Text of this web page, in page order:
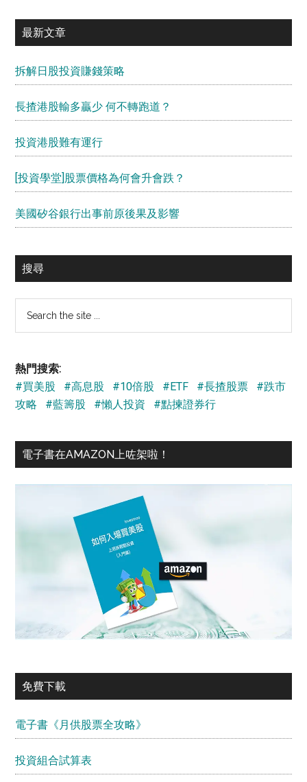
最新文章
拆解日股投資賺錢策略
長揸港股輸多贏少 何不轉跑道？
投資港股難有運行
[投資學堂]股票價格為何會升會跌？
美國矽谷銀行出事前原後果及影響
搜尋
...
熱門搜索:
#買美股
#高息股 #10倍股 #ETF #長揸股票
#跌市
攻略
#藍籌股 #懶人投資 #點揀證券行
電子書在AMAZON上咗架啦！
免費下載
電子書《月供股票全攻略》
投資組合試算表